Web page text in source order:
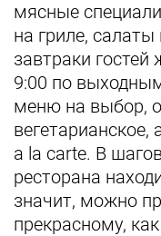
мясные
на гриле,
завтраки
9:00 по
меню на выбор,
вегетарианское,
a la carte. В
ресторана
значит, можно
прекрасному,